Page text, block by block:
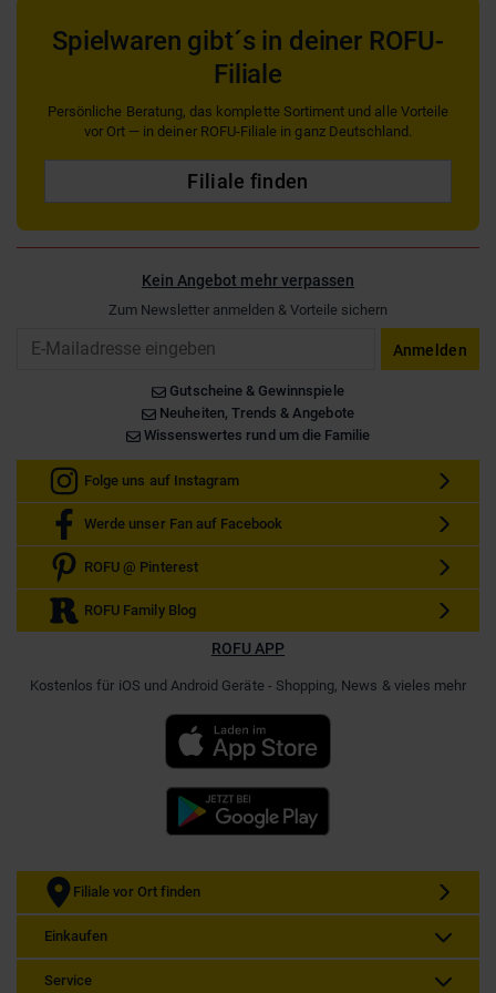
Spielwaren gibt´s in deiner ROFU-
Filiale
Persönliche Beratung, das komplette Sortiment und alle Vorteile
vor Ort — in deiner ROFU-Filiale in ganz Deutschland.
Filiale finden
Kein Angebot mehr verpassen
Zum Newsletter anmelden & Vorteile sichern
Anmelden
Gutscheine & Gewinnspiele
Neuheiten, Trends & Angebote
Wissenswertes rund um die Familie
Folge uns auf Instagram
Werde unser Fan auf Facebook
ROFU @ Pinterest
ROFU Family Blog
ROFU APP
Kostenlos für iOS und Android Geräte - Shopping, News & vieles mehr
Filiale vor Ort finden
Einkaufen
Service